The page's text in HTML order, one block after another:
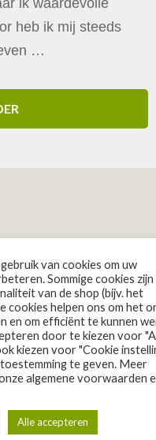
ik waardevolle
heb ik mij steeds
…
67
van cookies om uw
Sommige cookies
van de shop (bijv. het
cookies helpen ons om het
en om efficiënt te kunnen
door te kiezen voor
kiezen voor "Cookie
te geven. Meer
algemene voorwaarden
Alle accepteren